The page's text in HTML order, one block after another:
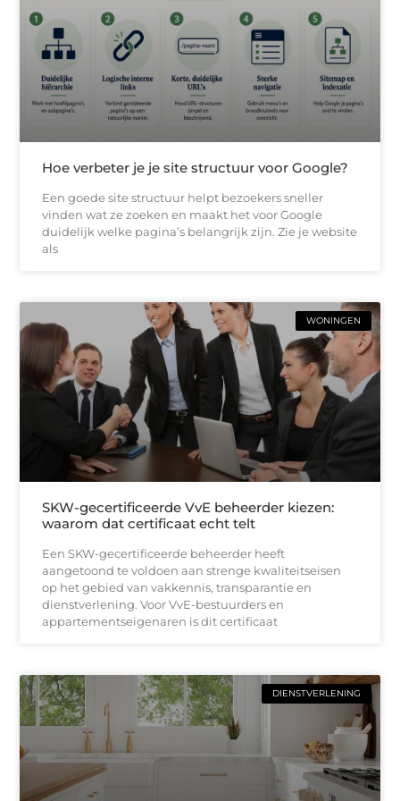
Hoe verbeter je je site structuur voor Google?
Een goede site structuur helpt bezoekers sneller
vinden wat ze zoeken en maakt het voor Google
duidelijk welke pagina’s belangrijk zijn. Zie je website
als
WONINGEN
SKW-gecertificeerde VvE beheerder kiezen:
waarom dat certificaat echt telt
Een SKW-gecertificeerde beheerder heeft
aangetoond te voldoen aan strenge kwaliteitseisen
op het gebied van vakkennis, transparantie en
dienstverlening. Voor VvE-bestuurders en
appartementseigenaren is dit certificaat
DIENSTVERLENING